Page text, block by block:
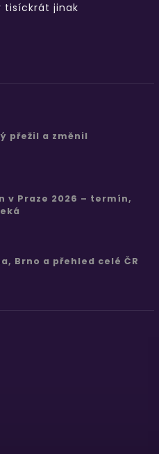
tisíckrát jinak
přežil a změnil
v Praze 2026 – termín,
Brno a přehled celé ČR